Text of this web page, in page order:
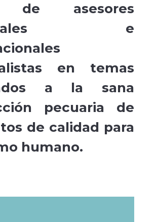
de asesores
e
en temas
a la sana
pecuaria de
de calidad para
humano.